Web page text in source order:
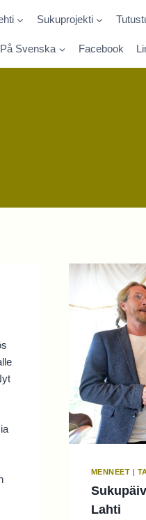
Sukuprojekti
På Svenska Facebook
MENNEET
Lahti